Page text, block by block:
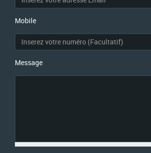
Mobile
Mobile
Message
Message*